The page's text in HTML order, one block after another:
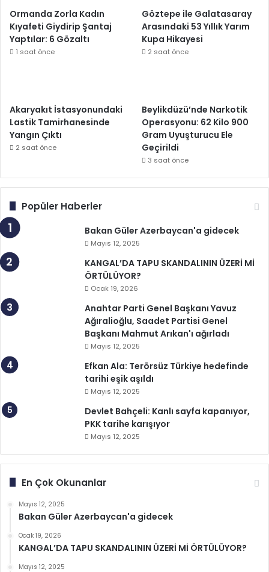
Ormanda Zorla Kadın
Kıyafeti Giydirip Şantaj
Yaptılar: 6 Gözaltı
1 saat önce
Göztepe ile Galatasaray
Arasındaki 53 Yıllık Yarım
Kupa Hikayesi
2 saat önce
Akaryakıt İstasyonundaki
Lastik Tamirhanesinde
Yangın Çıktı
2 saat önce
Beylikdüzü’nde Narkotik
Operasyonu: 62 Kilo 900
Gram Uyuşturucu Ele
Geçirildi
3 saat önce
Popüler Haberler
Bakan Güler Azerbaycan'a gidecek
Mayıs 12, 2025
KANGAL’DA TAPU SKANDALININ ÜZERİ Mİ
ÖRTÜLÜYOR?
Ocak 19, 2026
Anahtar Parti Genel Başkanı Yavuz
Ağıralioğlu, Saadet Partisi Genel
Başkanı Mahmut Arıkan'ı ağırladı
Mayıs 12, 2025
Efkan Ala: Terörsüz Türkiye hedefinde
tarihi eşik aşıldı
Mayıs 12, 2025
Devlet Bahçeli: Kanlı sayfa kapanıyor,
PKK tarihe karışıyor
Mayıs 12, 2025
En Çok Okunanlar
Mayıs 12, 2025
Bakan Güler Azerbaycan'a gidecek
Ocak 19, 2026
KANGAL’DA TAPU SKANDALININ ÜZERİ Mİ ÖRTÜLÜYOR?
Mayıs 12, 2025